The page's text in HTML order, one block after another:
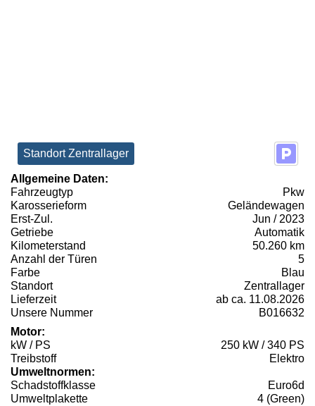
Standort Zentrallager
Allgemeine Daten:
Fahrzeugtyp
Pkw
Karosserieform
Geländewagen
Erst-Zul.
Jun / 2023
Getriebe
Automatik
Kilometerstand
50.260 km
Anzahl der Türen
5
Farbe
Blau
Standort
Zentrallager
Lieferzeit
ab ca. 11.08.2026
Unsere Nummer
B016632
Motor:
kW / PS
250 kW / 340 PS
Treibstoff
Elektro
Umweltnormen:
Schadstoffklasse
Euro6d
Umweltplakette
4 (Green)